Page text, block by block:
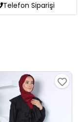
Telefon Siparişi